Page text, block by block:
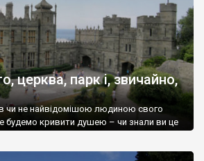
церква, парк і, звичайно,
чи не найвідомішою людиною свого
будемо кривити душею – чи знали ви це